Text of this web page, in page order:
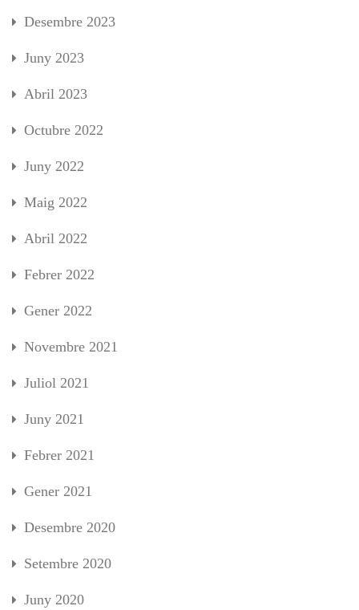
Desembre 2023
Juny 2023
Abril 2023
Octubre 2022
Juny 2022
Maig 2022
Abril 2022
Febrer 2022
Gener 2022
Novembre 2021
Juliol 2021
Juny 2021
Febrer 2021
Gener 2021
Desembre 2020
Setembre 2020
Juny 2020